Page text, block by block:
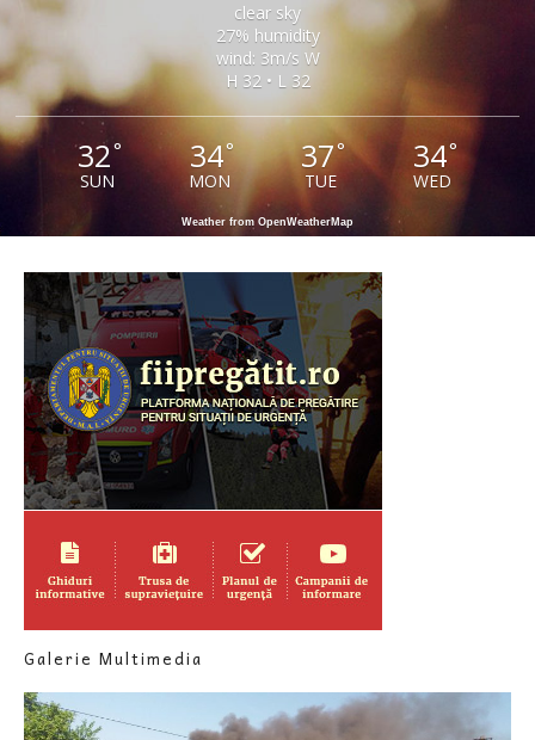
clear sky
27% humidity
wind: 3m/s W
H 32 • L 32
32°
SUN
34°
MON
37°
TUE
34°
WED
Weather from OpenWeatherMap
Galerie Multimedia